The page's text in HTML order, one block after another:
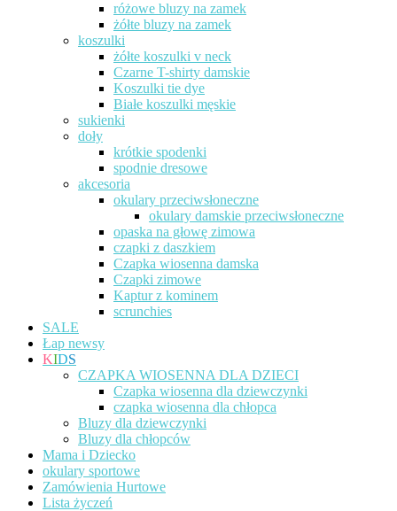
różowe bluzy na zamek
żółte bluzy na zamek
koszulki
żółte koszulki v neck
Czarne T-shirty damskie
Koszulki tie dye
Białe koszulki męskie
sukienki
doły
krótkie spodenki
spodnie dresowe
akcesoria
okulary przeciwsłoneczne
okulary damskie przeciwsłoneczne
opaska na głowę zimowa
czapki z daszkiem
Czapka wiosenna damska
Czapki zimowe
Kaptur z kominem
scrunchies
SALE
Łap newsy
KIDS
CZAPKA WIOSENNA DLA DZIECI
Czapka wiosenna dla dziewczynki
czapka wiosenna dla chłopca
Bluzy dla dziewczynki
Bluzy dla chłopców
Mama i Dziecko
okulary sportowe
Zamówienia Hurtowe
Lista życzeń